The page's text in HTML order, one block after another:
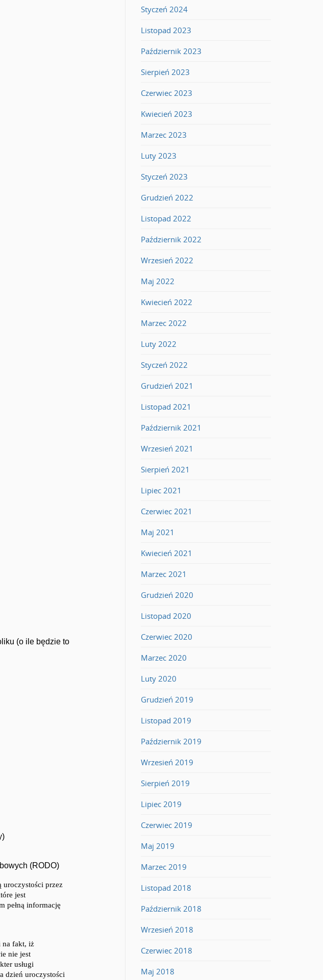
Styczeń 2024
Listopad 2023
Październik 2023
Sierpień 2023
Czerwiec 2023
Kwiecień 2023
Marzec 2023
Luty 2023
Styczeń 2023
Grudzień 2022
Listopad 2022
Październik 2022
Wrzesień 2022
Maj 2022
Kwiecień 2022
Marzec 2022
Luty 2022
Styczeń 2022
Grudzień 2021
Listopad 2021
Październik 2021
Wrzesień 2021
Sierpień 2021
Lipiec 2021
Czerwiec 2021
Maj 2021
Kwiecień 2021
Marzec 2021
Grudzień 2020
Listopad 2020
Czerwiec 2020
Marzec 2020
Luty 2020
Grudzień 2019
Listopad 2019
Październik 2019
Wrzesień 2019
Sierpień 2019
Lipiec 2019
Czerwiec 2019
Maj 2019
Marzec 2019
Listopad 2018
Październik 2018
Wrzesień 2018
Czerwiec 2018
Maj 2018